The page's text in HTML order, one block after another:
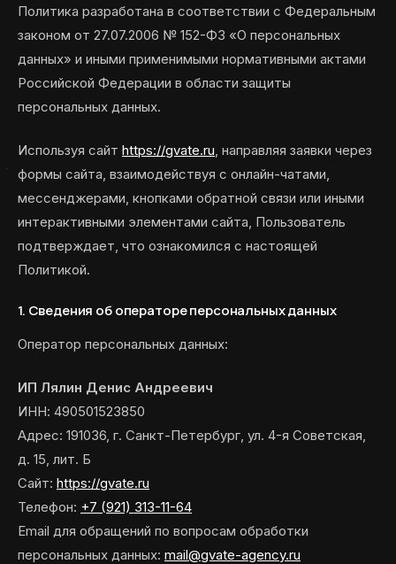
Политика разработана в соответствии с Федеральным
законом от 27.07.2006 № 152-ФЗ «О персональных
данных» и иными применимыми нормативными актами
Российской Федерации в области защиты
персональных данных.
Используя сайт https://gvate.ru, направляя заявки через
формы сайта, взаимодействуя с онлайн-чатами,
мессенджерами, кнопками обратной связи или иными
интерактивными элементами сайта, Пользователь
подтверждает, что ознакомился с настоящей
Политикой.
1. Сведения об операторе персональных данных
Оператор персональных данных:
ИП Лялин Денис Андреевич
ИНН: 490501523850
Адрес: 191036, г. Санкт-Петербург, ул. 4-я Советская,
д. 15, лит. Б
Сайт: https://gvate.ru
Телефон: +7 (921) 313-11-64
Email для обращений по вопросам обработки
персональных данных: mail@gvate-agency.ru